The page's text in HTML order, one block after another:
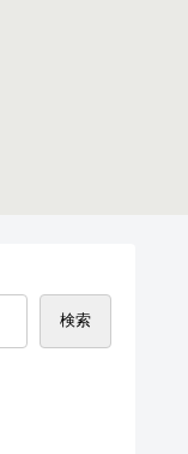
検索